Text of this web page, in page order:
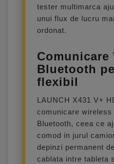
tester multimarca
unui flux de lucru
ordonat.
Comunicare
Bluetooth
flexibil
LAUNCH X431 V+
comunicare
Bluetooth, ceea ce
comod in jurul
depinzi permanent
cablata intre tableta